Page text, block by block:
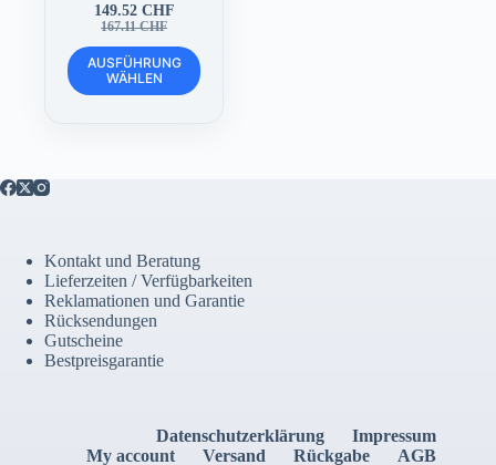
167.11CHF
Ursprünglicher
Preis
war:
167.11 CHF
149.52 CHF
Aktueller
Preis
ist:
149.52 CHF.
AUSFÜHRUNG
WÄHLEN
Dieses
Produkt
weist
der
Produktseite
gewählt
werden
Kontakt und Beratung
Lieferzeiten / Verfügbarkeiten
Reklamationen und Garantie
Rücksendungen
Gutscheine
Bestpreisgarantie
Datenschutzerklärung
Impressum
My account
Versand Rückgabe AGB